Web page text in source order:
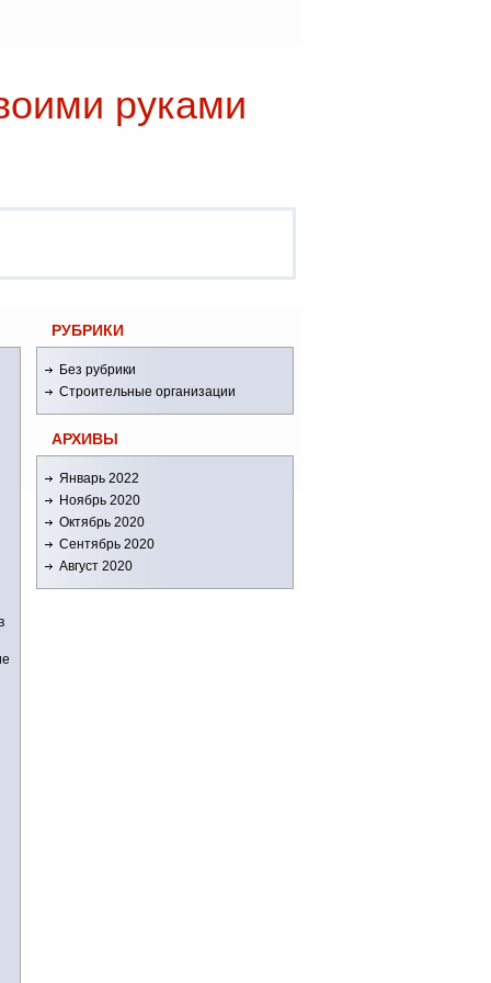
руками
РУБРИКИ
Без рубрики
Строительные организации
АРХИВЫ
Январь 2022
Ноябрь 2020
Октябрь 2020
Сентябрь 2020
Август 2020